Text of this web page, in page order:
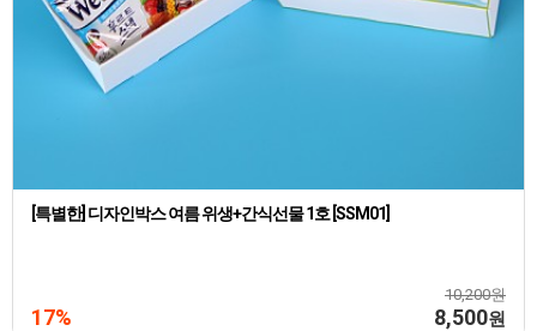
[특별한] 디자인박스 여름 위생+간식선물 1호 [SSM01]
10,200원
17% 8,500원